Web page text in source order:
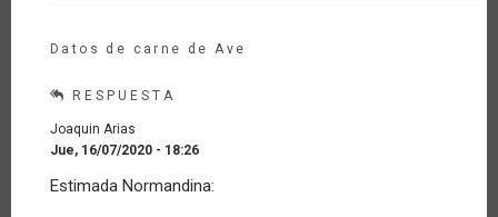
Datos de carne de Ave
RESPUESTA
Joaquin Arias
Jue, 16/07/2020 - 18:26
respuesta
Estimada Normandina: